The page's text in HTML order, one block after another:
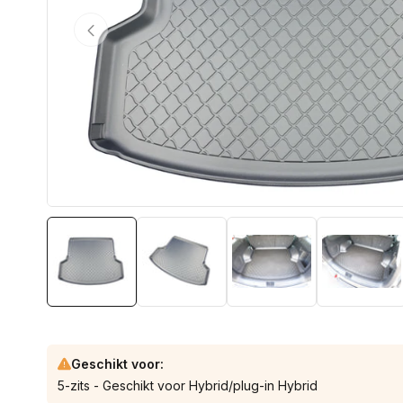
1
van
media
openen
in
galerieweergave
1/van
6
Geschikt voor:
5-zits - Geschikt voor Hybrid/plug-in Hybrid